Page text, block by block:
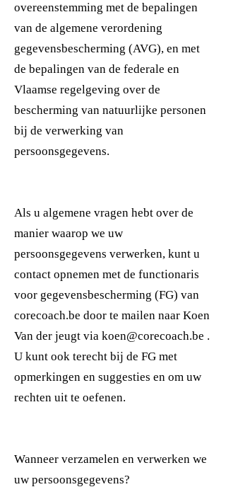
overeenstemming met de bepalingen
van de algemene verordening
gegevensbescherming (AVG), en met
de bepalingen van de federale en
Vlaamse regelgeving over de
bescherming van natuurlijke personen
bij de verwerking van
persoonsgegevens.
Als u algemene vragen hebt over de
manier waarop we uw
persoonsgegevens verwerken, kunt u
contact opnemen met de functionaris
voor gegevensbescherming (FG) van
corecoach.be door te mailen naar Koen
Van der jeugt via koen@corecoach.be .
U kunt ook terecht bij de FG met
opmerkingen en suggesties en om uw
rechten uit te oefenen.
Wanneer verzamelen en verwerken we
uw persoonsgegevens?